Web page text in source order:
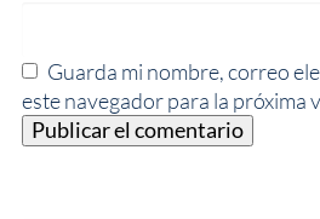
Guarda mi nombre, correo
este navegador para la próxima